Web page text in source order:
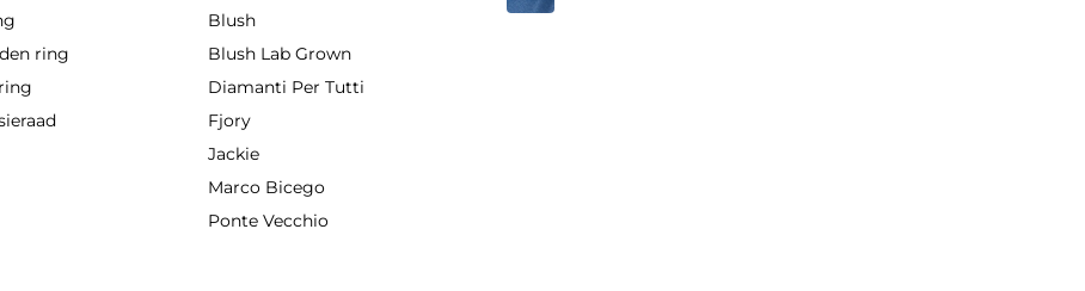
ring
Blush
Blush Lab Grown
Diamanti Per Tutti
Fjory
Jackie
Marco Bicego
Ponte Vecchio